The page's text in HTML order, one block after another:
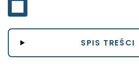
SPIS TREŚCI